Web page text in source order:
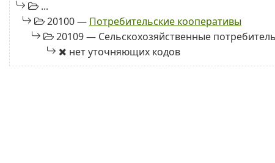
...
20100 — Потребительские кооперативы
20109 — Сельскохозяйственные
нет уточняющих кодов